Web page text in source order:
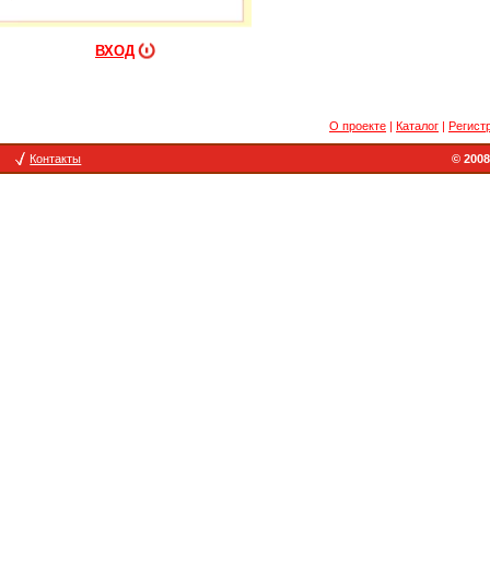
ВХОД
О проекте Каталог
Контакты ©